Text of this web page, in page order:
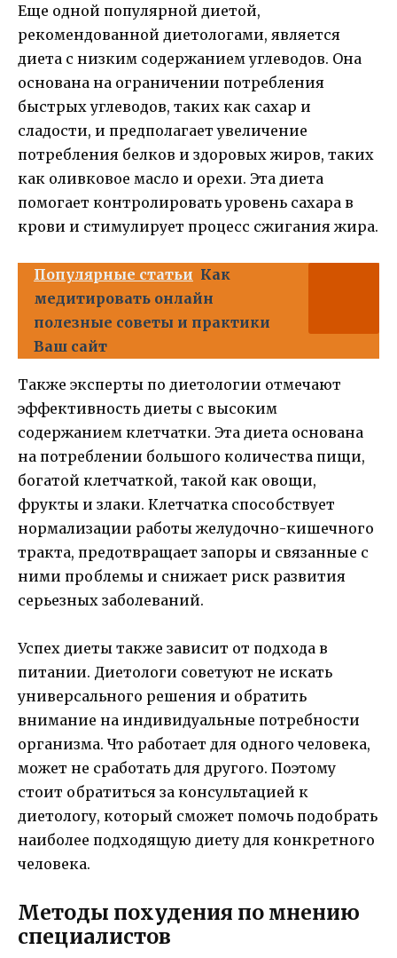
Еще одной популярной диетой,
рекомендованной диетологами, является
диета с низким содержанием углеводов. Она
основана на ограничении потребления
быстрых углеводов, таких как сахар и
сладости, и предполагает увеличение
потребления белков и здоровых жиров, таких
как оливковое масло и орехи. Эта диета
помогает контролировать уровень сахара в
крови и стимулирует процесс сжигания жира.
Популярные статьи Как
медитировать онлайн
полезные советы и практики
Ваш сайт
Также эксперты по диетологии отмечают
эффективность диеты с высоким
содержанием клетчатки. Эта диета основана
на потреблении большого количества пищи,
богатой клетчаткой, такой как овощи,
фрукты и злаки. Клетчатка способствует
нормализации работы желудочно-кишечного
тракта, предотвращает запоры и связанные с
ними проблемы и снижает риск развития
серьезных заболеваний.
Успех диеты также зависит от подхода в
питании. Диетологи советуют не искать
универсального решения и обратить
внимание на индивидуальные потребности
организма. Что работает для одного человека,
может не сработать для другого. Поэтому
стоит обратиться за консультацией к
диетологу, который сможет помочь подобрать
наиболее подходящую диету для конкретного
человека.
Методы похудения по мнению
специалистов